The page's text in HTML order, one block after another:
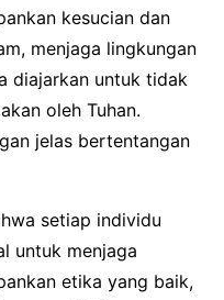
kesucian dan
menjaga lingkungan
diajarkan untuk tidak
oleh Tuhan.
jelas bertentangan
setiap individu
untuk menjaga
etika yang baik,